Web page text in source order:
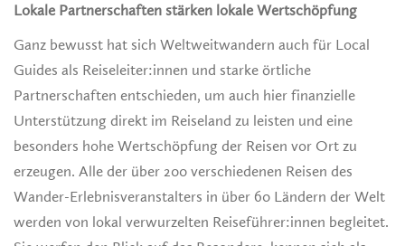
Lokale Partnerschaften stärken lokale Wertschöpfung
Ganz bewusst hat sich Weltweitwandern auch für Local
Guides als Reiseleiter:innen und starke örtliche
Partnerschaften entschieden, um auch hier finanzielle
Unterstützung direkt im Reiseland zu leisten und eine
besonders hohe Wertschöpfung der Reisen vor Ort zu
erzeugen. Alle der über 200 verschiedenen Reisen des
Wander-Erlebnisveranstalters in über 60 Ländern der Welt
werden von lokal verwurzelten Reiseführer:innen begleitet.